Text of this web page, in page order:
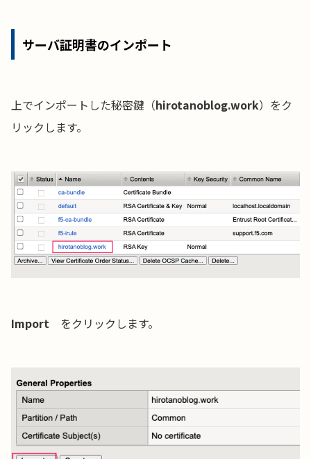
サーバ証明書のインポート
上でインポートした秘密鍵（hirotanoblog.work）をク
リックします。
Import をクリックします。